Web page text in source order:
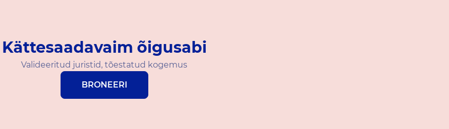
Kättesaadavaim õigusabi
Valideeritud juristid, tõestatud kogemus
BRONEERI